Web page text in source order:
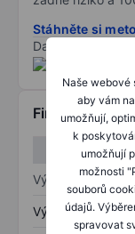
Naše webové
aby vám
umožňují,
k
umožňují
možnosti
souborů
údajů.
spravovat
Stáhněte si
Data poskytnuta
Finanční
Výkaz zisku a
Výnos